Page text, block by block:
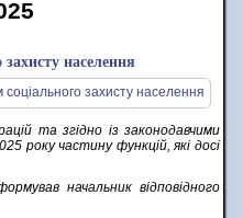
населення
та згідно із законодавчими
року частину функцій, які досі
начальник відповідного